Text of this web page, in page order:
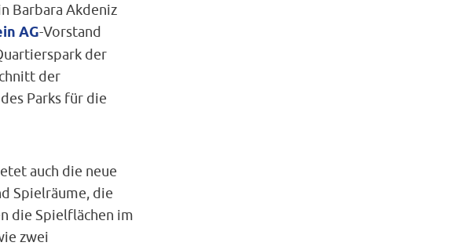
Barbara Akdeniz
AG-Vorstand
der
der
Parks für die
auch die neue
Spielräume, die
die Spielflächen im
zwei